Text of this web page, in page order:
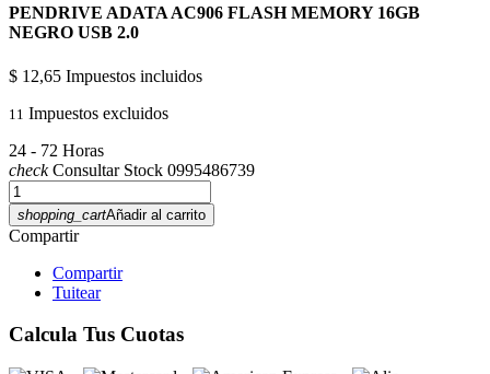
PENDRIVE ADATA AC906 FLASH MEMORY 16GB
NEGRO USB 2.0
$ 12,65 Impuestos incluidos
11 Impuestos excluidos
24 - 72 Horas
checkConsultar Stock 0995486739
shopping_cartAñadir al carrito
Compartir
Compartir
Tuitear
Calcula Tus Cuotas